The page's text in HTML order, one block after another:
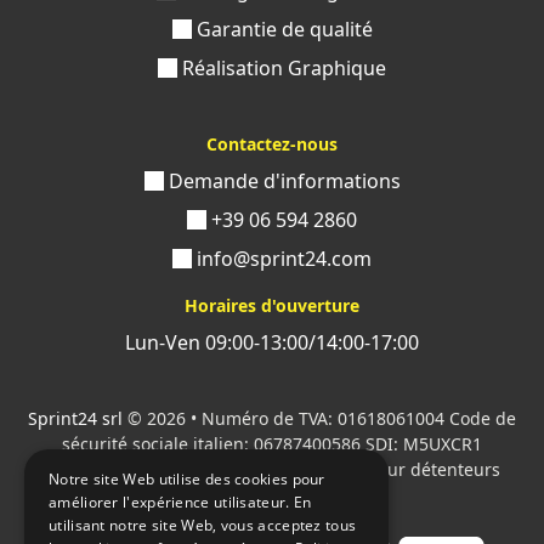
PVC de la manière qui vous convient .
Les raisons de choisir notre imprimerie en ligne sont
service est pratique, car vous pouvez passer
commande confortablement assis à votre bureau
options d'impression
Vous pouvez personnaliser vos produits en toute
est toujoursprêt à accueillir tous
vos douteset inquiétudes et à vous offrir la
Si vous avez besoin d'aide ou si vous avez des doutes,
contactez-nous et vous recevrez une réponse de notre
équipe d'experts dans quelques heures, prête à vous
aider à créer la meilleure graphique et impression
Garantie de qualité
Réalisation Graphique
Contactez-nous
Demande d'informations
+39 06 594 2860
info@sprint24.com
Horaires d'ouverture
Lun-Ven 09:00-13:00/14:00-17:00
Sprint24 srl © 2026 • Numéro de TVA: 01618061004 Code de
sécurité sociale italien: 06787400586 SDI: M5UXCR1
Tous les logos cités sont la propriété de leur détenteurs
respectifs.
Notre site Web utilise des cookies pour
améliorer l'expérience utilisateur. En
utilisant notre site Web, vous acceptez tous